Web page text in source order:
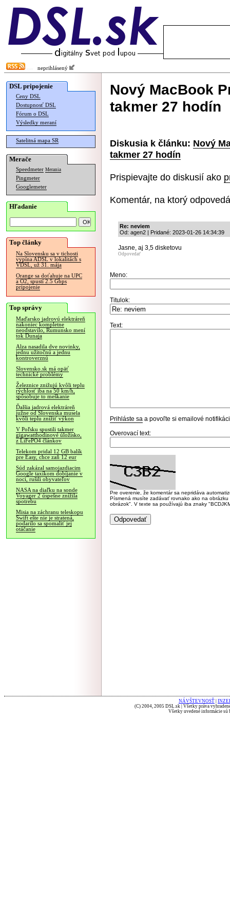
neprihlásený
DSL pripojenie
Ceny DSL
Dostupnosť DSL
Fórum o DSL
Výsledky meraní
Satelitná mapa SR
Merače
Speedmeter Merania
Pingmeter
Googlemeter
Hľadanie
Top články
Na Slovensku sa v tichosti
vypína ADSL v lokalitách s
VDSL, už 31. mája
Orange sa doťahuje na UPC
a O2, spustí 2.5 Gbps
pripojenie
Top správy
Maďarsko jadrovú elektráreň
nakoniec kompletne
neodstavilo, Rumunsko mení
tok Dunaja
Alza nasadila dve novinky,
jednu užitočnú a jednu
kontroverznú
Slovensko.sk má opäť
technické problémy
Železnice znižujú kvôli teplu
rýchlosť iba na 50 km/h,
spôsobuje to meškanie
Ďalšia jadrová elektráreň
južne od Slovenska musela
kvôli teplu znížiť výkon
V Poľsku spustili takmer
gigawatthodinové úložisko,
z LiFePO4 článkov
Telekom pridal 12 GB balík
pre Easy, chce zaň 12 eur
Súd zakázal samojazdiacim
Google taxíkom dobíjanie v
noci, rušili obyvateľov
NASA na diaľku na sonde
Voyager 2 úspešne znížila
spotrebu
Misia na záchranu teleskopu
Swift ešte nie je stratená,
podarilo sa spomaliť jej
otáčanie
Nový MacBook
takmer 27 hodín
Diskusia k článku: Nový
takmer 27 hodín
Prispievajte do diskusií ako
Komentár, na ktorý
Re: neviem
Od: agen2 | Pridané: 2023-01-26 14:34:39
Jasne, aj 3,5 disketovu
Odpovedať
Meno:
Titulok:
Text:
Prihláste sa a povoľte si emailové
Overovací text:
Pre overenie, že komentár sa nepridáva
Písmená musíte zadávať rovnako ako na
obrázok". V texte sa používajú iba znaky
NÁVŠTEVNOSŤ
(C) 2004, 2005 DSL.sk | Všetky práva
Všetky uvedené informácie sú